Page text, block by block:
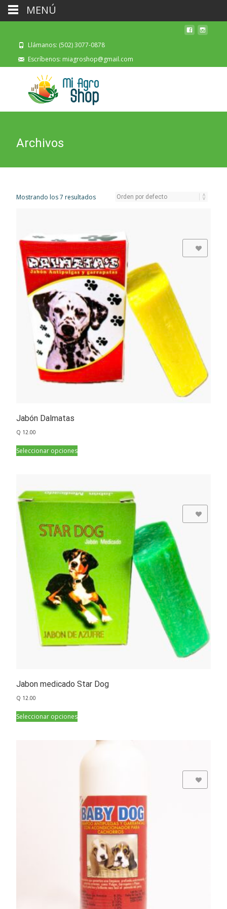
Llámanos: (502) 3077-0878
Escríbenos: miagroshop@gmail.com
Archivos
Mostrando los 7 resultados
Jabón Dalmatas
Q 12.00
Seleccionar opciones
Add to Wishlist
Jabon medicado Star Dog
Q 12.00
Seleccionar opciones
Add to Wishlist
MENÚ